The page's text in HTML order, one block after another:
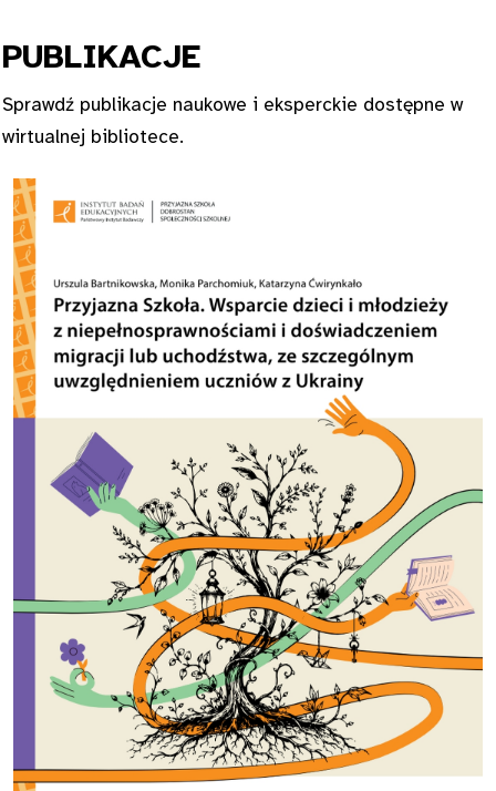
PUBLIKACJE
Sprawdź publikacje naukowe i eksperckie dostępne w
wirtualnej bibliotece.